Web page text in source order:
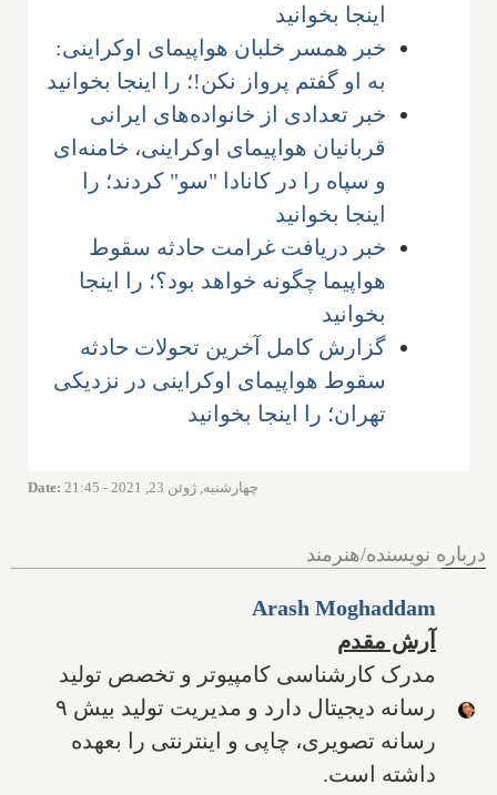
اینجا بخوانید
خبر همسر خلبان هواپیمای اوکراینی:
به او گفتم پرواز نکن!؛ را اینجا بخوانید
خبر تعدادی از خانواده‌های ایرانی
قربانیان هواپیمای اوکراینی، خامنه‌ای
و سپاه را در کانادا "سو" کردند؛ را
اینجا بخوانید
خبر دریافت غرامت حادثه سقوط
هواپیما چگونه خواهد بود؟؛ را اینجا
بخوانید
گزارش کامل آخرین تحولات حادثه
سقوط هواپیمای اوکراینی در نزدیکی
تهران؛ را اینجا بخوانید
Date: چهارشنبه, ژوئن 23, 2021 - 21:45
درباره نویسنده/هنرمند
Arash Moghaddam
آرش مقدم
مدرک کارشناسی کامپیوتر و تخصص تولید
رسانه دیجیتال دارد و مدیریت تولید بیش ۹
رسانه تصویری، چاپی و اینترنتی را بعهده
داشته است.